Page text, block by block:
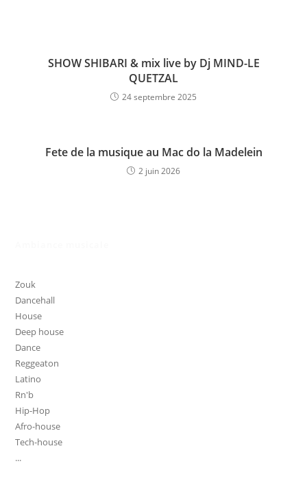
SHOW SHIBARI & mix live by Dj MIND-LE
QUETZAL
24 septembre 2025
Fete de la musique au Mac do la Madelein
2 juin 2026
Zouk
Dancehall
House
Deep house
Dance
Reggeaton
Latino
Rn'b
Hip-Hop
Afro-house
Tech-house
...